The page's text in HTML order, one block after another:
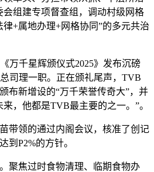
会组建专项督查组，调动村级网格
+属地办理+网格协同”的多元共治
千星辉颁仪式2025》发布沉磅
司理一职。正在颁礼尾声，TVB
布新增设的“万千荣誉传奇大”，并
，他都是TVB最主要的之一。”。
领的通过内阁会议，核准了创记
到P2%的方针。
焦过时食物清理、临期食物办